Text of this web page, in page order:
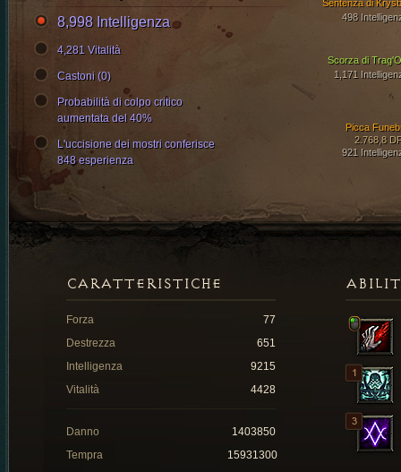
Scorza di
1,171
Picca
2.768,8
921
Sentenza di
498
8,998 Intelligenza
4,281 Vitalità
Castoni (0)
Probabilità di colpo critico
aumentata del 40%
L'uccisione dei mostri conferisce
848 esperienza
CARATTERISTICHE
Forza
77
Destrezza
651
Intelligenza
9215
Vitalità
4428
Danno
1403850
Tempra
15931300